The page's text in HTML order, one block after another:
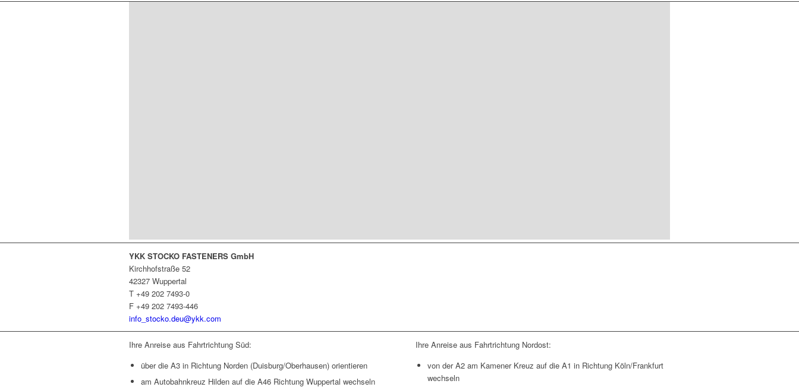
YKK STOCKO FASTENERS GmbH
Kirchhofstraße 52
42327 Wuppertal
T +49 202 7493-0
F +49 202 7493-446
info_stocko.deu@ykk.com
Ihre Anreise aus Fahrtrichtung Süd:
über die A3 in Richtung Norden (Duisburg/Oberhausen) orientieren
am Autobahnkreuz Hilden auf die A46 Richtung Wuppertal wechseln
Ihre Anreise aus Fahrtrichtung Nordost:
von der A2 am Kamener Kreuz auf die A1 in Richtung Köln/Frankfurt
wechseln